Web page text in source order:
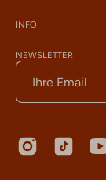
INFO
NEWSLETTER